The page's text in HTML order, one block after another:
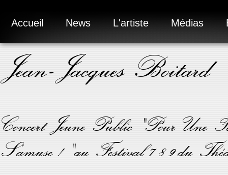
Accueil News L'artiste Médias
Jean-Jacques Boitard
Concert Jeune Public "Pour Une
S'amuse !" au Festival 7 8 9 du